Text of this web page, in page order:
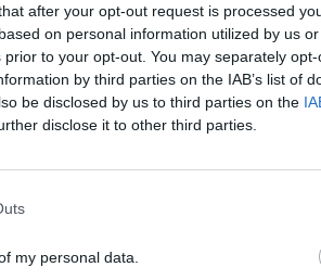
after your opt-out request is processed
on personal information utilized by us
to your opt-out. You may separately
by third parties on the IAB’s list of
be disclosed by us to third parties on the
disclose it to other third parties.
my personal data.